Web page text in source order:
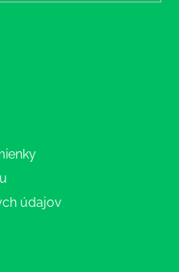
údajov